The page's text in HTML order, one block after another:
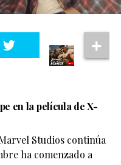
en la película de X-
Studios continúa
ha comenzado a